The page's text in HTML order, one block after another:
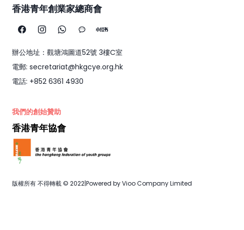
香港青年創業家總商會
辦公地址：觀塘鴻圖道52號 3樓C室
電郵: secretariat@hkgcye.org.hk
電話: +852 6361 4930
我們的創始贊助
香港青年協會
版權所有 不得轉載 © 2022|Powered by Vioo Company Limited